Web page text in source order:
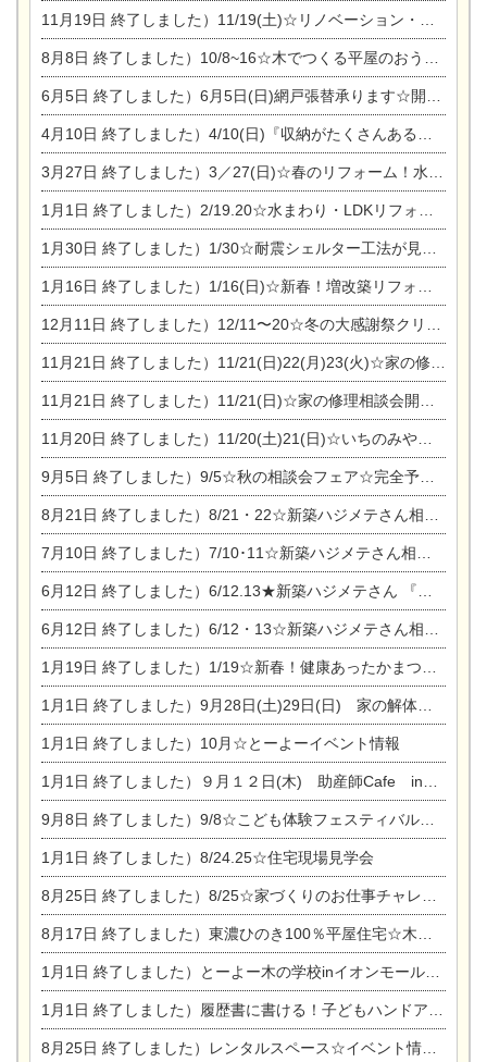
11月19日 終了しました）11/19(土)☆リノベーション・家の修理まつり＆増改築・リフォームまつりin扶桑ゴルフ
8月8日 終了しました）10/8~16☆木でつくる平屋のおうちのつくり方【完全予約制】
6月5日 終了しました）6月5日(日)網戸張替承ります☆開催！
4月10日 終了しました）4/10(日)『収納がたくさんあるおうち現場見学会』
3月27日 終了しました）3／27(日)☆春のリフォーム！水まわりLDKリフォーム相談会&今がチャンス！エアコン相談会
1月1日 終了しました）2/19.20☆水まわり・LDKリフォーム相談会＆エアコン相談会
1月30日 終了しました）1/30☆耐震シェルター工法が見れる完成見学会
1月16日 終了しました）1/16(日)☆新春！増改築リフォーム&家の修理まつり
12月11日 終了しました）12/11〜20☆冬の大感謝祭クリスマス相談会開催
11月21日 終了しました）11/21(日)22(月)23(火)☆家の修理まつり＆増改築リフォーム相談会
11月21日 終了しました）11/21(日)☆家の修理相談会開催 in 扶桑オークビレッジ
11月20日 終了しました）11/20(土)21(日)☆いちのみや逸品市に出店します【ひのきのバラ販売】
9月5日 終了しました）9/5☆秋の相談会フェア☆完全予約制
8月21日 終了しました）8/21・22☆新築ハジメテさん相談会 『集まれ！農地に家を建てたい人！』
7月10日 終了しました）7/10･11☆新築ハジメテさん相談会 『集まれ！農地に家を建てたい人！』完全予約制
6月12日 終了しました）6/12.13★新築ハジメテさん 『木の家 現場体感見学会』
6月12日 終了しました）6/12・13☆新築ハジメテさん相談会『今ある土地に家を建てる際の注意点』
1月19日 終了しました）1/19☆新春！健康あったかまつり＆増改築リフォームまつり
1月1日 終了しました）9月28日(土)29日(日) 家の解体なんでも相談会
1月1日 終了しました）10月☆とーよーイベント情報
1月1日 終了しました）９月１２日(木) 助産師Cafe in東陽住建
9月8日 終了しました）9/8☆こども体験フェスティバル☆一宮市民会館
1月1日 終了しました）8/24.25☆住宅現場見学会
8月25日 終了しました）8/25☆家づくりのお仕事チャレンジ
8月17日 終了しました）東濃ひのき100％平屋住宅☆木の家完成見学会
1月1日 終了しました）とーよー木の学校inイオンモール木曽川
1月1日 終了しました）履歴書に書ける！子どもハンドアロマ講座☆
8月25日 終了しました）レンタルスペース☆イベント情報☆チャイルドアロマセラピスト